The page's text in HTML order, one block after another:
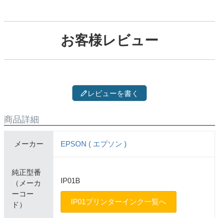
お客様レビュー
レビューを書く
商品詳細
メーカー EPSON ( エプソン )
純正型番
（メーカ
ーコー
ド）
IP01B
IP01プリンターインク一覧へ